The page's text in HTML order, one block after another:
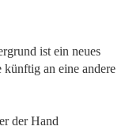
ist ein neues
an eine andere
der Hand